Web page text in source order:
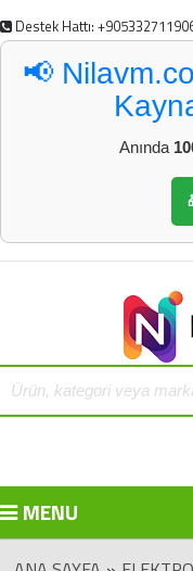
Destek Hattı:
📢
Anında
MENU